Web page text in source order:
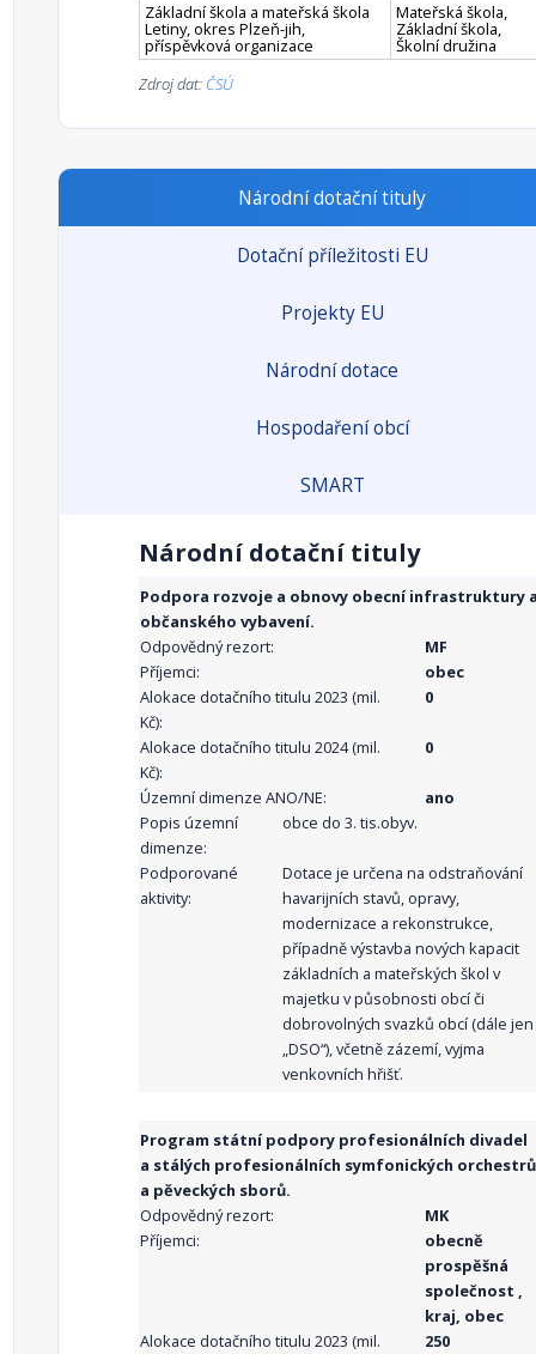
Základní škola a mateřská škola
Letiny, okres Plzeň-jih,
příspěvková organizace
Mateřská škola,
Základní škola,
Školní družina
Zdroj dat: ČSÚ
Národní dotační tituly
Dotační příležitosti EU
Projekty EU
Národní dotace
Hospodaření obcí
SMART
Národní dotační tituly
Podpora rozvoje a obnovy obecní infrastruktury
občanského vybavení.
Odpovědný rezort:
MF
Příjemci:
obec
Alokace dotačního titulu 2023 (mil.
Kč):
0
Alokace dotačního titulu 2024 (mil.
Kč):
0
Územní dimenze ANO/NE:
ano
Popis územní
dimenze:
obce do 3. tis.obyv.
Podporované
aktivity:
Dotace je určena na odstraňování
havarijních stavů, opravy,
modernizace a rekonstrukce,
případně výstavba nových kapacit
základních a mateřských škol v
majetku v působnosti obcí či
dobrovolných svazků obcí (dále jen
„DSO“), včetně zázemí, vyjma
venkovních hřišť.
Program státní podpory profesionálních divadel
a stálých profesionálních symfonických orchestrů
a pěveckých sborů.
Odpovědný rezort:
MK
Příjemci:
obecně
prospěšná
společnost ,
kraj, obec
Alokace dotačního titulu 2023 (mil.
250